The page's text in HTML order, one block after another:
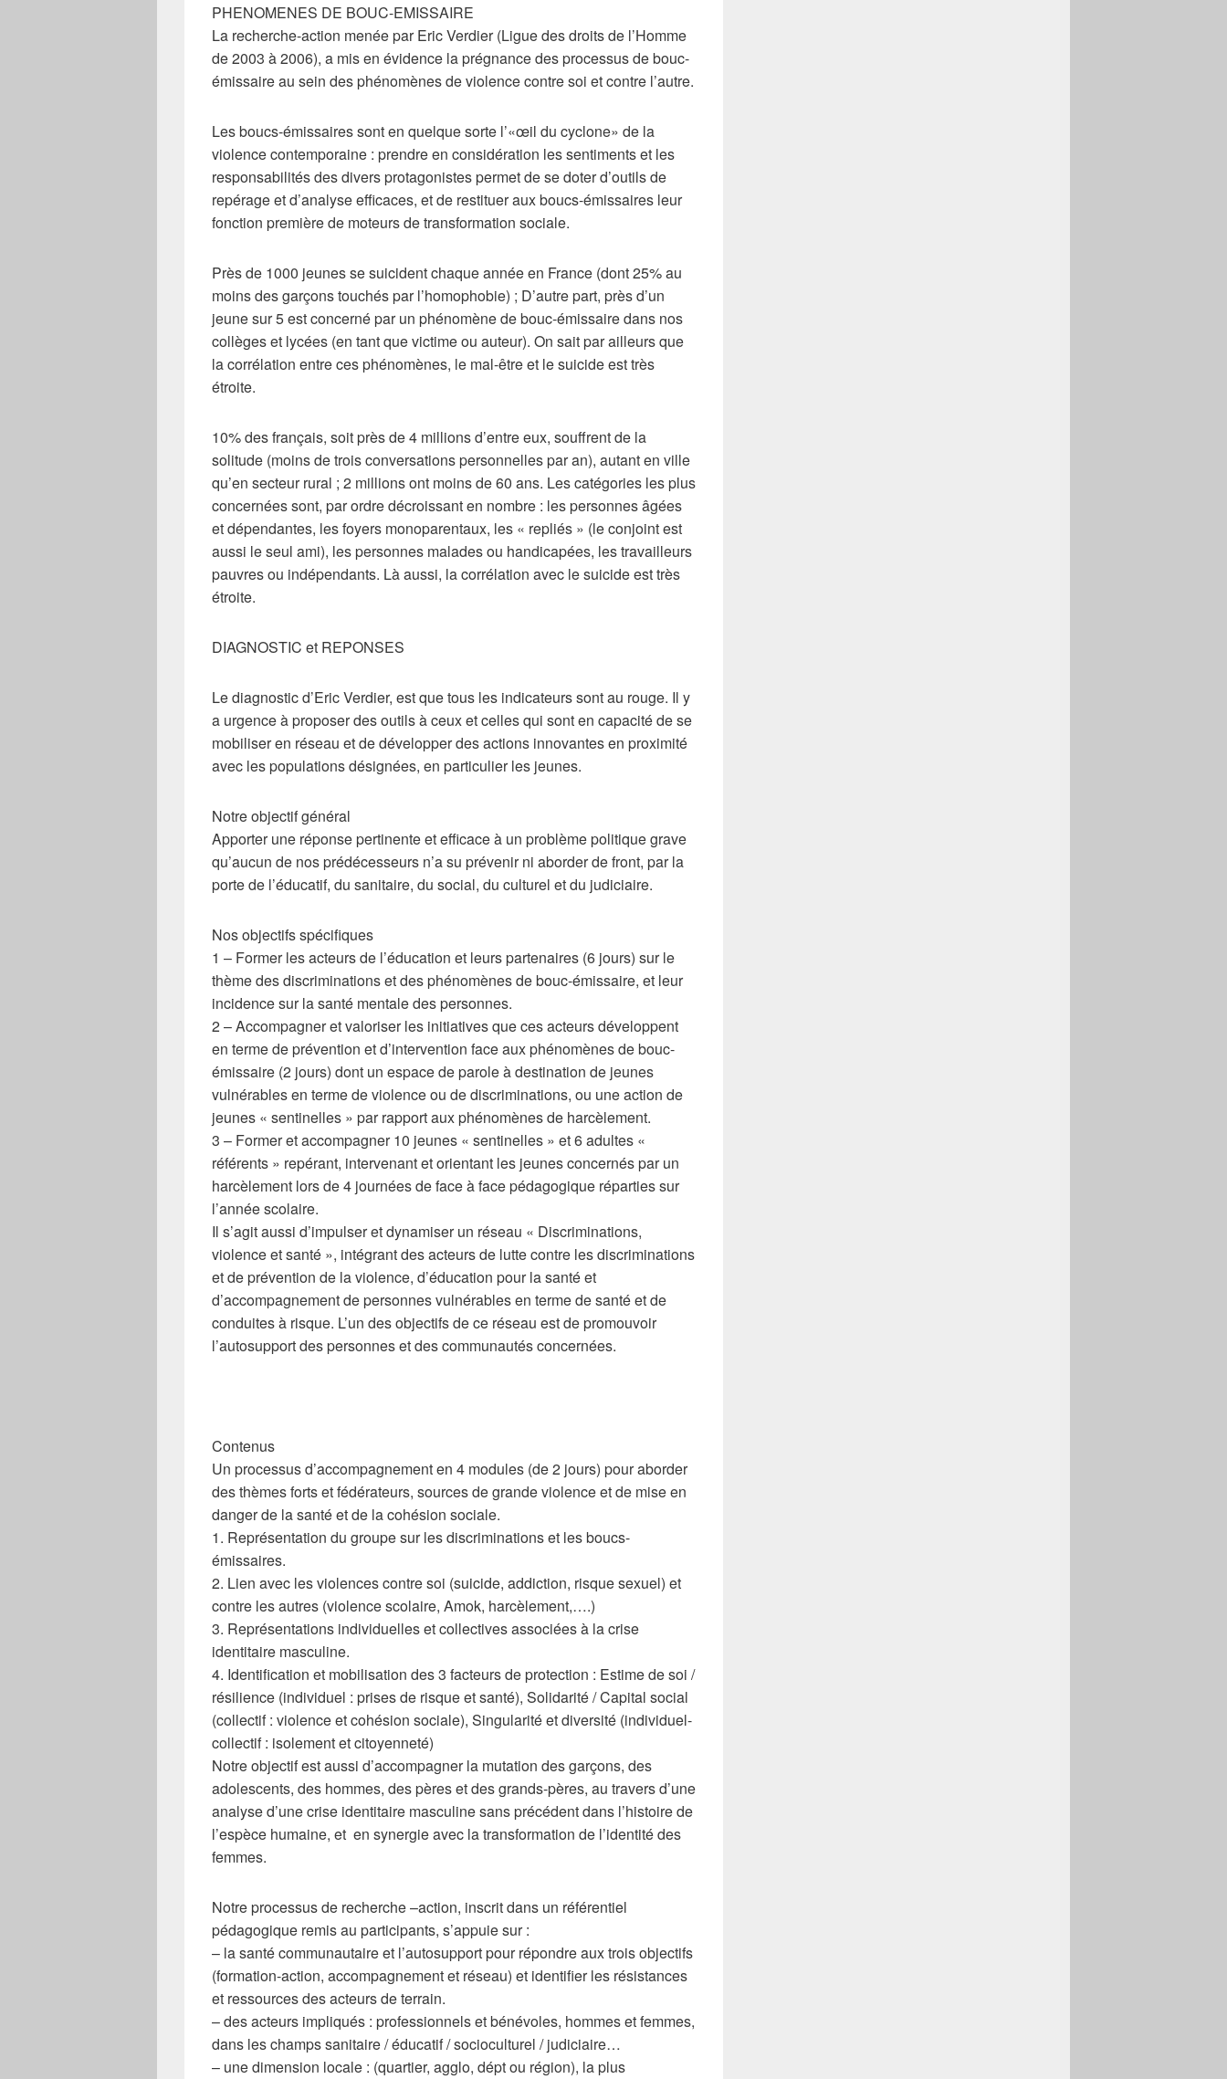
PHENOMENES DE BOUC-EMISSAIRE
La recherche-action menée par Eric Verdier (Ligue des droits de l’Homme
de 2003 à 2006), a mis en évidence la prégnance des processus de bouc-
émissaire au sein des phénomènes de violence contre soi et contre l’autre.
Les boucs-émissaires sont en quelque sorte l’«œil du cyclone» de la
violence contemporaine : prendre en considération les sentiments et les
responsabilités des divers protagonistes permet de se doter d’outils de
repérage et d’analyse efficaces, et de restituer aux boucs-émissaires leur
fonction première de moteurs de transformation sociale.
Près de 1000 jeunes se suicident chaque année en France (dont 25% au
moins des garçons touchés par l’homophobie) ; D’autre part, près d’un
jeune sur 5 est concerné par un phénomène de bouc-émissaire dans nos
collèges et lycées (en tant que victime ou auteur). On sait par ailleurs que
la corrélation entre ces phénomènes, le mal-être et le suicide est très
étroite.
10% des français, soit près de 4 millions d’entre eux, souffrent de la
solitude (moins de trois conversations personnelles par an), autant en ville
qu’en secteur rural ; 2 millions ont moins de 60 ans. Les catégories les plus
concernées sont, par ordre décroissant en nombre : les personnes âgées
et dépendantes, les foyers monoparentaux, les « repliés » (le conjoint est
aussi le seul ami), les personnes malades ou handicapées, les travailleurs
pauvres ou indépendants. Là aussi, la corrélation avec le suicide est très
étroite.
DIAGNOSTIC et REPONSES
Le diagnostic d’Eric Verdier, est que tous les indicateurs sont au rouge. Il y
a urgence à proposer des outils à ceux et celles qui sont en capacité de se
mobiliser en réseau et de développer des actions innovantes en proximité
avec les populations désignées, en particulier les jeunes.
Notre objectif général
Apporter une réponse pertinente et efficace à un problème politique grave
qu’aucun de nos prédécesseurs n’a su prévenir ni aborder de front, par la
porte de l’éducatif, du sanitaire, du social, du culturel et du judiciaire.
Nos objectifs spécifiques
1 – Former les acteurs de l’éducation et leurs partenaires (6 jours) sur le
thème des discriminations et des phénomènes de bouc-émissaire, et leur
incidence sur la santé mentale des personnes.
2 – Accompagner et valoriser les initiatives que ces acteurs développent
en terme de prévention et d’intervention face aux phénomènes de bouc-
émissaire (2 jours) dont un espace de parole à destination de jeunes
vulnérables en terme de violence ou de discriminations, ou une action de
jeunes « sentinelles » par rapport aux phénomènes de harcèlement.
3 – Former et accompagner 10 jeunes « sentinelles » et 6 adultes «
référents » repérant, intervenant et orientant les jeunes concernés par un
harcèlement lors de 4 journées de face à face pédagogique réparties sur
l’année scolaire.
Il s’agit aussi d’impulser et dynamiser un réseau « Discriminations,
violence et santé », intégrant des acteurs de lutte contre les discriminations
et de prévention de la violence, d’éducation pour la santé et
d’accompagnement de personnes vulnérables en terme de santé et de
conduites à risque. L’un des objectifs de ce réseau est de promouvoir
l’autosupport des personnes et des communautés concernées.
Contenus
Un processus d’accompagnement en 4 modules (de 2 jours) pour aborder
des thèmes forts et fédérateurs, sources de grande violence et de mise en
danger de la santé et de la cohésion sociale.
1. Représentation du groupe sur les discriminations et les boucs-
émissaires.
2. Lien avec les violences contre soi (suicide, addiction, risque sexuel) et
contre les autres (violence scolaire, Amok, harcèlement,….)
3. Représentations individuelles et collectives associées à la crise
identitaire masculine.
4. Identification et mobilisation des 3 facteurs de protection : Estime de soi /
résilience (individuel : prises de risque et santé), Solidarité / Capital social
(collectif : violence et cohésion sociale), Singularité et diversité (individuel-
collectif : isolement et citoyenneté)
Notre objectif est aussi d’accompagner la mutation des garçons, des
adolescents, des hommes, des pères et des grands-pères, au travers d’une
analyse d’une crise identitaire masculine sans précédent dans l’histoire de
l’espèce humaine, et en synergie avec la transformation de l’identité des
femmes.
Notre processus de recherche –action, inscrit dans un référentiel
pédagogique remis au participants, s’appuie sur :
– la santé communautaire et l’autosupport pour répondre aux trois objectifs
(formation-action, accompagnement et réseau) et identifier les résistances
et ressources des acteurs de terrain.
– des acteurs impliqués : professionnels et bénévoles, hommes et femmes,
dans les champs sanitaire / éducatif / socioculturel / judiciaire…
– une dimension locale : (quartier, agglo, dépt ou région), la plus